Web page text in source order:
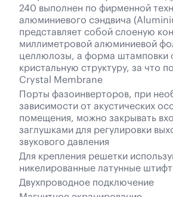
240 выполнен по фирменной
алюминиевого сэндвича
представляет собой слоеную
миллиметровой алюминиевой
целлюлозы, а форма штамповки
кристальную структуру, за что
Crystal Membrane
Порты фазоинверторов, при
зависимости от акустических
помещения, можно закрывать
заглушками для регулировки
звукового давления
Для крепления решетки
никелированные латунные
Двухпроводное подключение